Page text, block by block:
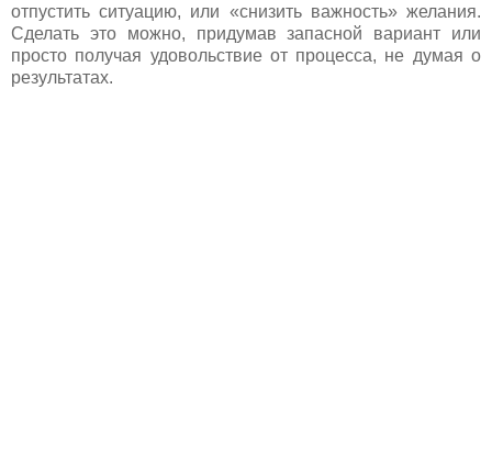
отпустить ситуацию, или «снизить важность» желания.
Сделать это можно, придумав запасной вариант или
просто получая удовольствие от процесса, не думая о
результатах.